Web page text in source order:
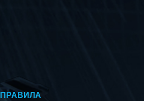
ПРАВИЛА